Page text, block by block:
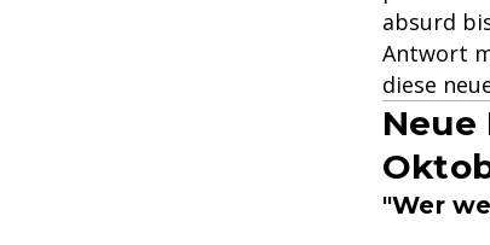
absurd
Antwort
diese
Neue
"Wer